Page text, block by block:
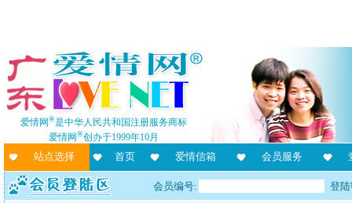
爱情网®是中华人民共和国注册服务商标
爱情网®创办于1999年10月
站点选择 首页 爱情信箱 会员服务
会员编号: 登